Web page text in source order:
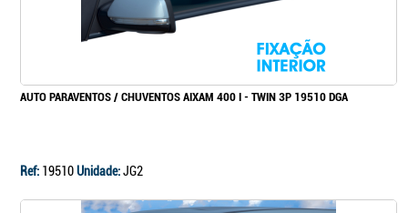
AUTO PARAVENTOS / CHUVENTOS AIXAM 400 I - TWIN 3P 19510 DGA
Ref: 19510Unidade:JG2